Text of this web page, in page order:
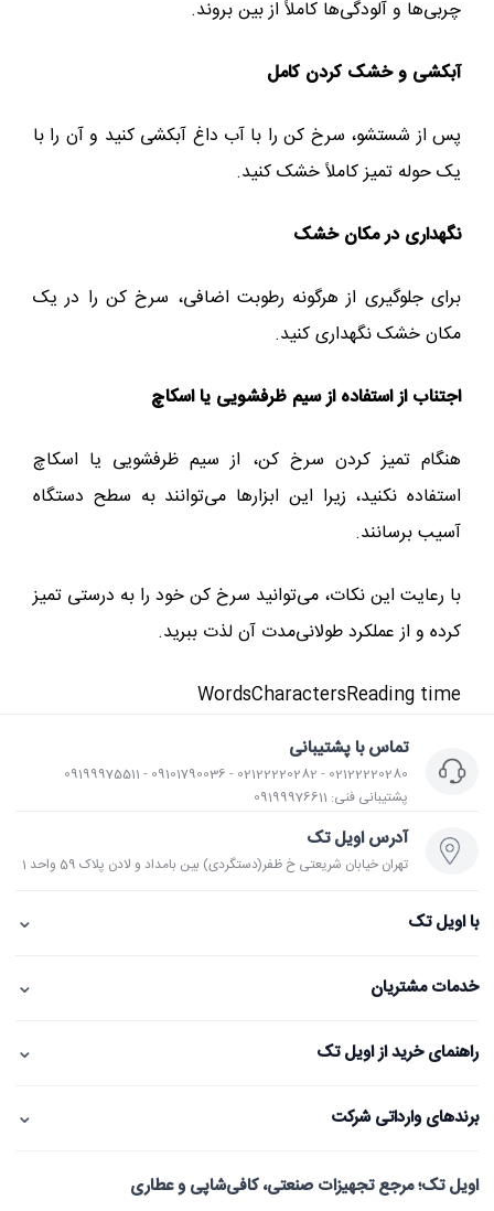
چربی‌ها و آلودگی‌ها کاملاً از بین بروند.
آبکشی و خشک کردن کامل
پس از شستشو، سرخ کن را با آب داغ آبکشی کنید و آن را با
یک حوله تمیز کاملاً خشک کنید.
نگهداری در مکان خشک
برای جلوگیری از هرگونه رطوبت اضافی، سرخ کن را در یک
مکان خشک نگهداری کنید.
اجتناب از استفاده از سیم ظرفشویی یا اسکاچ
هنگام تمیز کردن سرخ کن، از سیم ظرفشویی یا اسکاچ
استفاده نکنید، زیرا این ابزارها می‌توانند به سطح دستگاه
آسیب برسانند.
با رعایت این نکات، می‌توانید سرخ کن خود را به درستی تمیز
کرده و از عملکرد طولانی‌مدت آن لذت ببرید.
WordsCharactersReading time
تماس با پشتیبانی
02122220280 - 02122220282 - 09101790036 - 09199975511
پشتیبانی فنی: 09199976611
آدرس اویل تک
تهران خیابان شریعتی خ ظفر(دستگردی) بین بامداد و لادن پلاک 59 واحد 1
با اویل تک ⌄
خدمات مشتریان ⌄
راهنمای خرید از اویل تک ⌄
برندهای وارداتی شرکت ⌄
اویل تک؛ مرجع تجهیزات صنعتی، کافی‌شاپی و عطاری